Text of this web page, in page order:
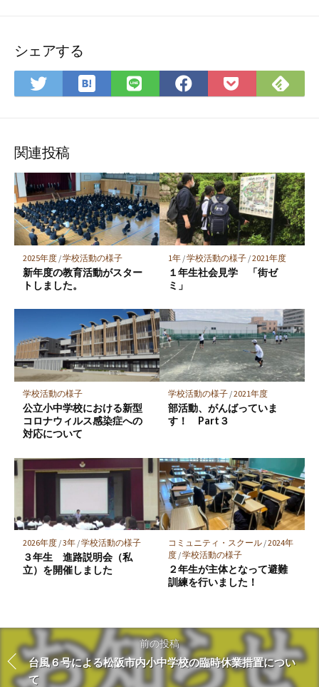
シェアする
Twitter
で
ア
は
て
ク
マ
ー
ク
に
保
存
LINE
で
Facebook
で
Pocket
に
で
関連投稿
2025年度/学校活動の様子
新年度の教育活動がスター
トしました。
1年/学校活動の様子/2021年度
１年生社会見学 「街ゼ
ミ」
学校活動の様子
公立小中学校における新型
コロナウィルス感染症への
対応について
学校活動の様子/2021年度
部活動、がんばっていま
す！ Part３
2026年度/3年/学校活動の様子
３年生 進路説明会（私
立）を開催しました
コミュニティ・スクール/2024年
度/学校活動の様子
２年生が主体となって避難
訓練を行いました！
前の投稿
台風６号による松阪市内小中学校の臨時休業措置につい
て